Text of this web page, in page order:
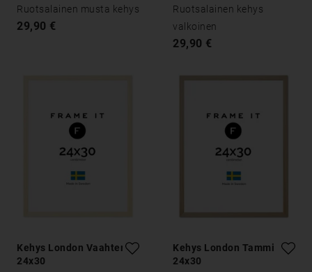
Ruotsalainen musta kehys
29,90 €
Ruotsalainen kehys
valkoinen
29,90 €
Kehys London Vaahtera
24x30
Kehys London Tammi
24x30